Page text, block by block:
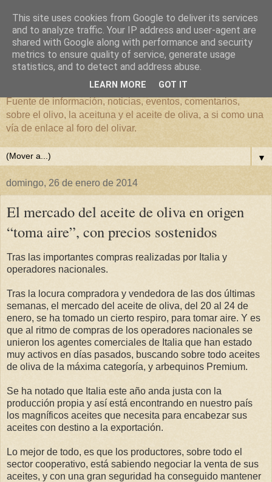
El mundo del Olivar
Fuente de información, noticias, eventos, comentarios,
sobre el olivo, la aceituna y el aceite de oliva, a si como una
vía de enlace al foro del olivar.
▼
domingo, 26 de enero de 2014
El mercado del aceite de oliva en origen
“toma aire”, con precios sostenidos
Tras las importantes compras realizadas por Italia y
operadores nacionales.
Tras la locura compradora y vendedora de las dos últimas
semanas, el mercado del aceite de oliva, del 20 al 24 de
enero, se ha tomado un cierto respiro, para tomar aire. Y es
que al ritmo de compras de los operadores nacionales se
unieron los agentes comerciales de Italia que han estado
muy activos en días pasados, buscando sobre todo aceites
de oliva de la máxima categoría, y arbequinos Premium.
Se ha notado que Italia este año anda justa con la
producción propia y así está encontrando en nuestro país
los magníficos aceites que necesita para encabezar sus
aceites con destino a la exportación.
Lo mejor de todo, es que los productores, sobre todo el
sector cooperativo, está sabiendo negociar la venta de sus
aceites, y con una gran seguridad ha conseguido mantener
This site uses cookies from Google to deliver its services
and to analyze traffic. Your IP address and user-agent are
shared with Google along with performance and security
metrics to ensure quality of service, generate usage
statistics, and to detect and address abuse.
LEARN MORE GOT IT